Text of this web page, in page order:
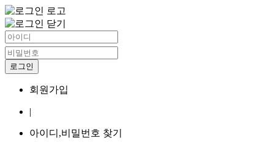
회원가입
|
아이디,비밀번호 찾기